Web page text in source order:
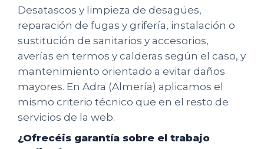
Desatascos y limpieza de desagües,
reparación de fugas y grifería, instalación o
sustitución de sanitarios y accesorios,
averías en termos y calderas según el caso, y
mantenimiento orientado a evitar daños
mayores. En Adra (Almería) aplicamos el
mismo criterio técnico que en el resto de
servicios de la web.
¿Ofrecéis garantía sobre el trabajo